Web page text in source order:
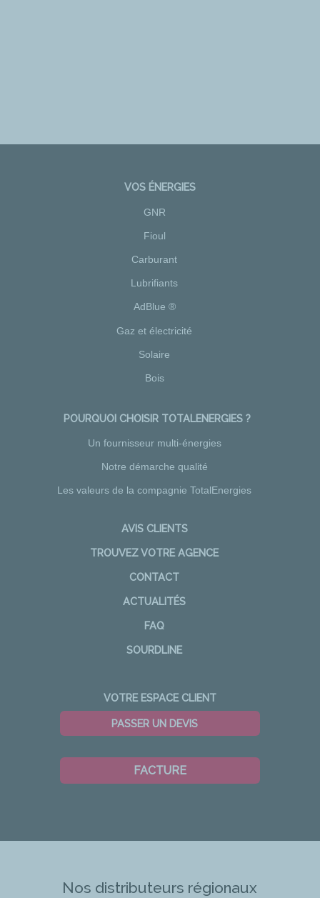
VOS ÉNERGIES
GNR
Fioul
Carburant
Lubrifiants
AdBlue ®
Gaz et électricité
Solaire
Bois
POURQUOI CHOISIR TOTALENERGIES ?
Un fournisseur multi-énergies
Notre démarche qualité
Les valeurs de la compagnie TotalEnergies
AVIS CLIENTS
TROUVEZ VOTRE AGENCE
CONTACT
ACTUALITÉS
FAQ
SOURDLINE
VOTRE ESPACE CLIENT
PASSER UN DEVIS
FACTURE
Nos distributeurs régionaux